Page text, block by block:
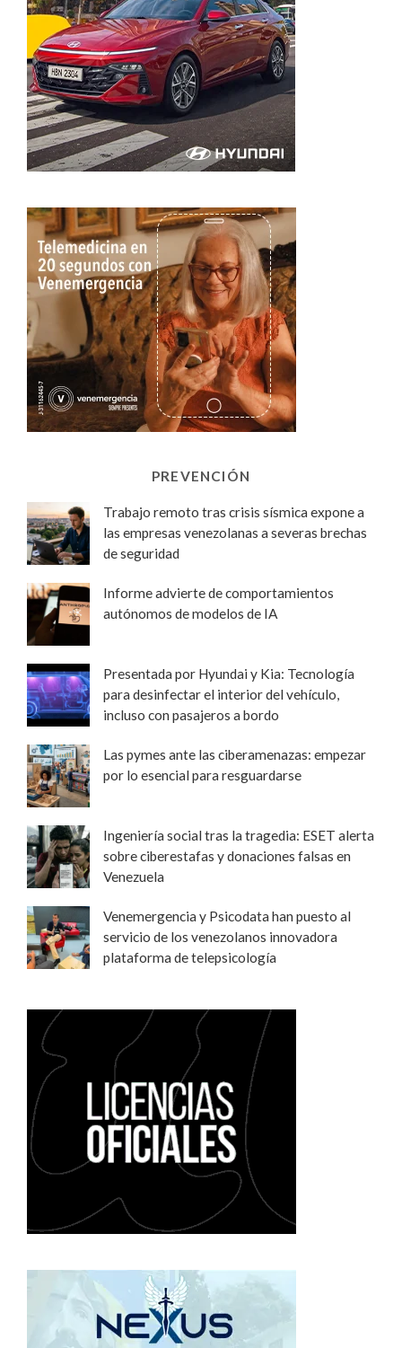
PREVENCIÓN
Trabajo remoto tras crisis sísmica expone a
las empresas venezolanas a severas brechas
de seguridad
Informe advierte de comportamientos
autónomos de modelos de IA
Presentada por Hyundai y Kia: Tecnología
para desinfectar el interior del vehículo,
incluso con pasajeros a bordo
Las pymes ante las ciberamenazas: empezar
por lo esencial para resguardarse
Ingeniería social tras la tragedia: ESET alerta
sobre ciberestafas y donaciones falsas en
Venezuela
Venemergencia y Psicodata han puesto al
servicio de los venezolanos innovadora
plataforma de telepsicología